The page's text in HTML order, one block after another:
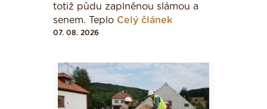
totiž půdu zaplněnou slámou a
senem. Teplo Celý článek
07. 08. 2026